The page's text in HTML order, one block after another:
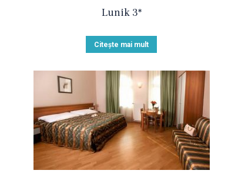
Lunik 3*
Citește mai mult